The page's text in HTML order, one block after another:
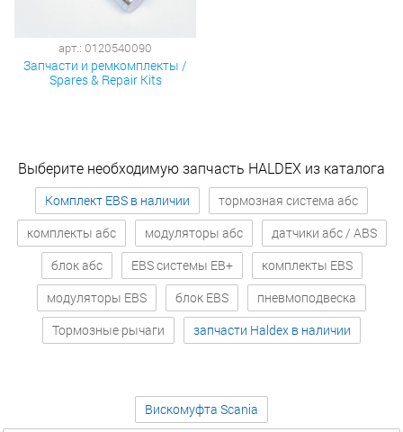
арт.: 0120540090
Запчасти и ремкомплекты /
Spares & Repair Kits
Выберите необходимую запчасть HALDEX из каталога
Комплект EBS в наличии
тормозная система абс
комплекты абс
модуляторы абс
датчики абс / ABS
блок абс
EBS системы EB+
комплекты EBS
модуляторы EBS
блок EBS
пневмоподвеска
Тормозные рычаги
запчасти Haldex в наличии
Вискомуфта Scania